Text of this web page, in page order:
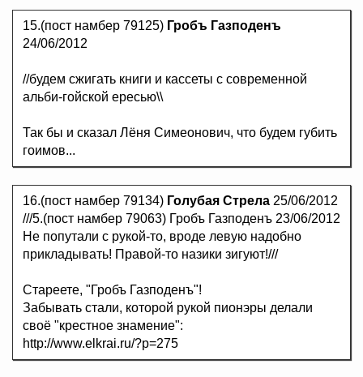
15.(пост намбер 79125) Гробъ Газподенъ
24/06/2012
//будем сжигать книги и кассеты с современной
альби-гойской ересью\\
Так бы и сказал Лёня Симеонович, что будем губить
гоимов...
16.(пост намбер 79134) Голубая Стрела 25/06/2012
///5.(пост намбер 79063) Гробъ Газподенъ 23/06/2012
Не попутали с рукой-то, вроде левую надобно
прикладывать! Правой-то назики зигуют!///
Стареете, "Гробъ Газподенъ"!
Забывать стали, которой рукой пионэры делали
своё "крестное знамение":
http://www.elkrai.ru/?p=275